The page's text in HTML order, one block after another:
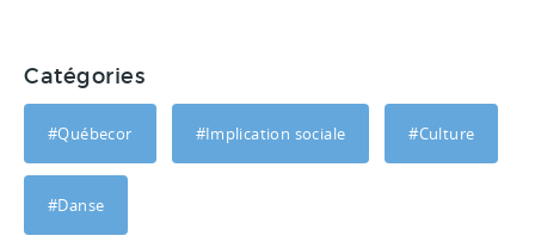
Catégories
#Québecor #Implication sociale #Culture
#Danse